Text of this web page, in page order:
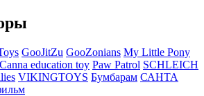
GooJitZu GooZonians My Little Pony
education toy Paw Patrol SCHLEICH
VIKINGTOYS Бумбарам САНТА